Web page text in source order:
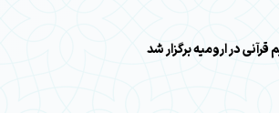
در ارومیه برگزار شد